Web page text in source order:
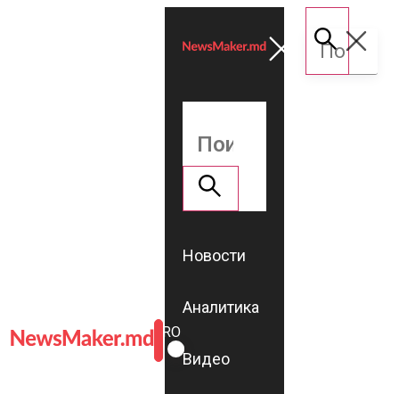
ROMÂNĂ
RU
Новости
Аналитика
Видео